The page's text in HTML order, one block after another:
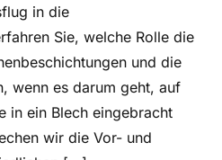
in die
Sie, welche Rolle die
und die
wenn es darum geht, auf
in ein Blech eingebracht
wir die Vor- und